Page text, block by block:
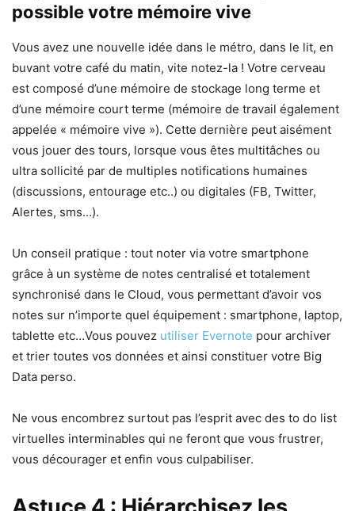
possible votre mémoire vive
Vous avez une nouvelle idée dans le métro, dans le lit, en
buvant votre café du matin, vite notez-la ! Votre cerveau
est composé d’une mémoire de stockage long terme et
d’une mémoire court terme (mémoire de travail également
appelée « mémoire vive »). Cette dernière peut aisément
vous jouer des tours, lorsque vous êtes multitâches ou
ultra sollicité par de multiples notifications humaines
(discussions, entourage etc..) ou digitales (FB, Twitter,
Alertes, sms…).
Un conseil pratique : tout noter via votre smartphone
grâce à un système de notes centralisé et totalement
synchronisé dans le Cloud, vous permettant d’avoir vos
notes sur n’importe quel équipement : smartphone, laptop,
tablette etc…Vous pouvez utiliser Evernote pour archiver
et trier toutes vos données et ainsi constituer votre Big
Data perso.
Ne vous encombrez surtout pas l’esprit avec des to do list
virtuelles interminables qui ne feront que vous frustrer,
vous décourager et enfin vous culpabiliser.